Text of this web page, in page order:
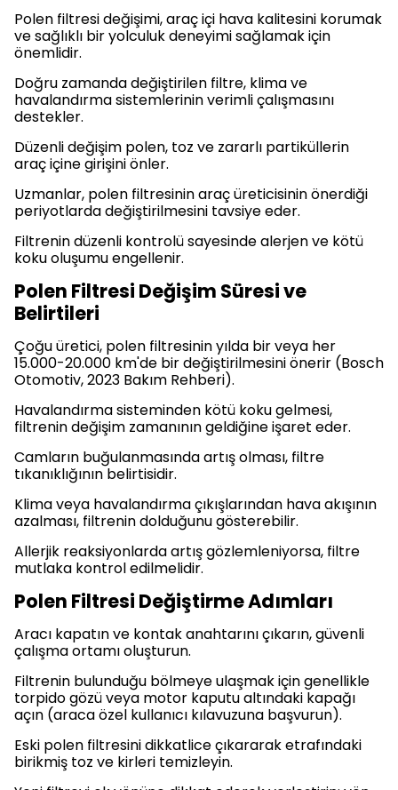
Polen filtresi değişimi, araç içi hava kalitesini korumak
ve sağlıklı bir yolculuk deneyimi sağlamak için
önemlidir.
Doğru zamanda değiştirilen filtre, klima ve
havalandırma sistemlerinin verimli çalışmasını
destekler.
Düzenli değişim polen, toz ve zararlı partiküllerin
araç içine girişini önler.
Uzmanlar, polen filtresinin araç üreticisinin önerdiği
periyotlarda değiştirilmesini tavsiye eder.
Filtrenin düzenli kontrolü sayesinde alerjen ve kötü
koku oluşumu engellenir.
Polen Filtresi Değişim Süresi ve
Belirtileri
Çoğu üretici, polen filtresinin yılda bir veya her
15.000-20.000 km'de bir değiştirilmesini önerir (Bosch
Otomotiv, 2023 Bakım Rehberi).
Havalandırma sisteminden kötü koku gelmesi,
filtrenin değişim zamanının geldiğine işaret eder.
Camların buğulanmasında artış olması, filtre
tıkanıklığının belirtisidir.
Klima veya havalandırma çıkışlarından hava akışının
azalması, filtrenin dolduğunu gösterebilir.
Allerjik reaksiyonlarda artış gözlemleniyorsa, filtre
mutlaka kontrol edilmelidir.
Polen Filtresi Değiştirme Adımları
Aracı kapatın ve kontak anahtarını çıkarın, güvenli
çalışma ortamı oluşturun.
Filtrenin bulunduğu bölmeye ulaşmak için genellikle
torpido gözü veya motor kaputu altındaki kapağı
açın (araca özel kullanıcı kılavuzuna başvurun).
Eski polen filtresini dikkatlice çıkararak etrafındaki
birikmiş toz ve kirleri temizleyin.